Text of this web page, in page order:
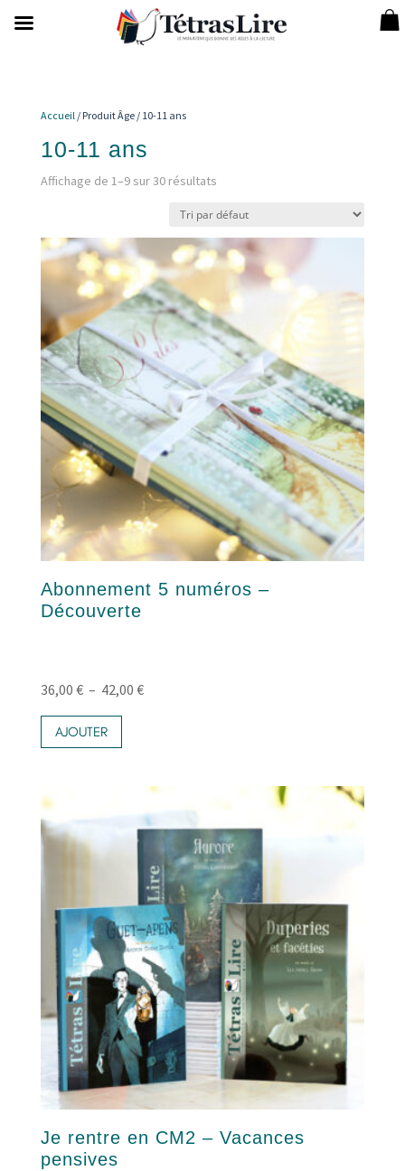
Accueil/ Produit Âge / 10-11 ans
10-11 ans
Affichage de 1–9 sur 30 résultats
Abonnement 5 numéros –
Découverte
36,00 € – 42,00 €Plage
à
42,00 €
AJOUTER
a
options
peuvent
choisies
la
page
du
produit
Je rentre en CM2 – Vacances
pensives